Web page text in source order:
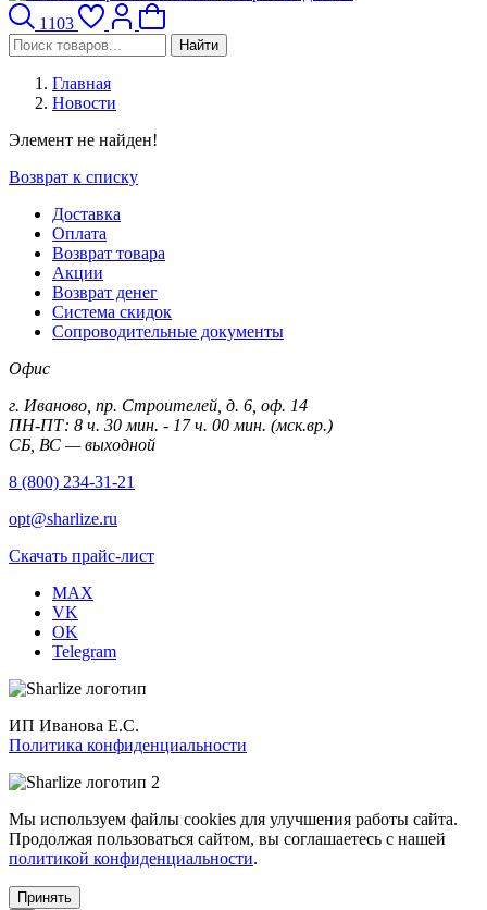
1103
Найти
Главная
Новости
Элемент не найден!
Возврат к списку
Доставка
Оплата
Возврат товара
Акции
Возврат денег
Система скидок
Сопроводительные документы
Офис
г. Иваново, пр. Строителей, д. 6, оф. 14
ПН-ПТ: 8 ч. 30 мин. - 17 ч. 00 мин. (мск.вр.)
СБ, ВС — выходной
8 (800) 234-31-21
opt@sharlize.ru
Скачать прайс-лист
MAX
VK
OK
Telegram
ИП Иванова Е.С.
Политика конфиденциальности
Мы используем файлы cookies для улучшения работы сайта.
Продолжая пользоваться сайтом, вы соглашаетесь с нашей
политикой конфиденциальности.
Принять